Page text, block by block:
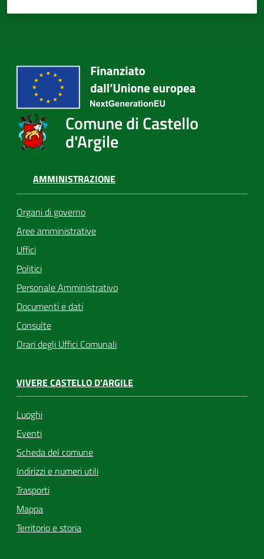
Comune di Castello
d'Argile
AMMINISTRAZIONE
Organi di governo
Aree amministrative
Uffici
Politici
Personale Amministrativo
Documenti e dati
Consulte
Orari degli Uffici Comunali
VIVERE CASTELLO D'ARGILE
Luoghi
Eventi
Scheda del comune
Indirizzi e numeri utili
Trasporti
Mappa
Territorio e storia